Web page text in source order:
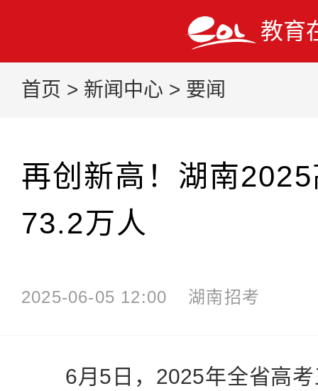
教育
首页 > 新闻中心 > 要闻
再创新高！湖南
73.2万人
2025-06-05 12:00 湖南招考
6月5日，2025年全省高考